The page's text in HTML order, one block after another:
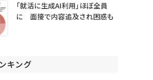
「就活に生成AI利用」ほぼ全員
に 面接で内容追及され困惑も
キング